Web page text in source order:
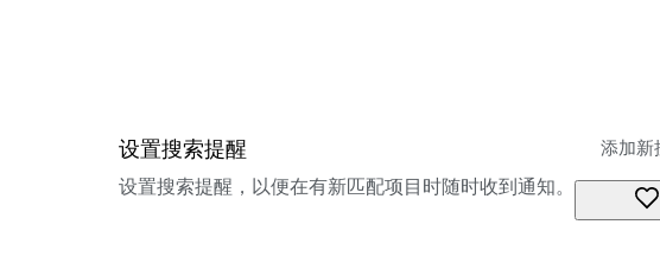
设置搜索提醒
设置搜索提醒，以便在有新匹配项目时随时收到通知。